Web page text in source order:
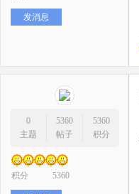
发消息
0
主题
5360
帖子
5360
积分
积分 5360